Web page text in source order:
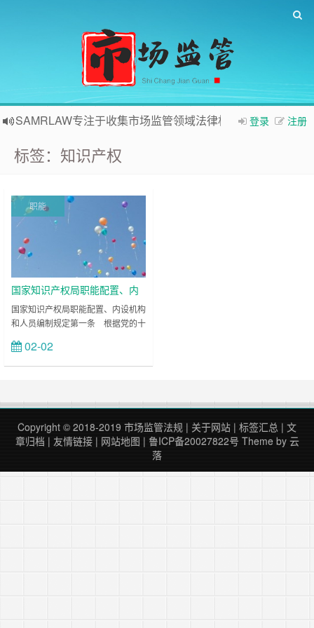
登录 注册
SAMRLAW专注于收集市场监管领域法律相关内容
标签：知识产权
职能
国家知识产权局职能配置、内
设机构和人员编制规定
国家知识产权局职能配置、内设机构
和人员编制规定第一条 根据党的十
关于深化党和国家机构改革的决
定》、《深化党和国家机构改革方
案》,制定本规定。 ……
02-02
Copyright © 2018-2019 市场监管法规 | 关于网站 | 标签汇总 | 文
章归档 | 友情链接| 网站地图 | 鲁ICP备20027822号 Theme by 云
落